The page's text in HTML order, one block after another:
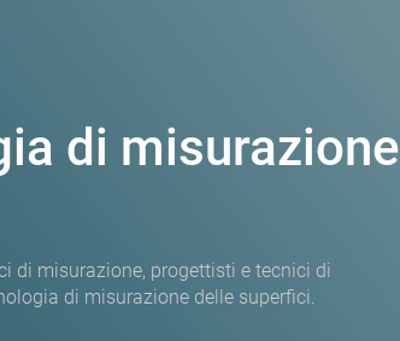
di misurazione
di misurazione, progettisti e tecnici di
di misurazione delle superfici.